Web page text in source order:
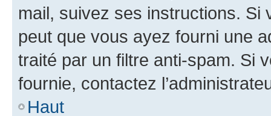
mail, suivez ses instructions. Si
peut que vous ayez fourni une
traité par un filtre anti-spam. Si
fournie, contactez
Haut